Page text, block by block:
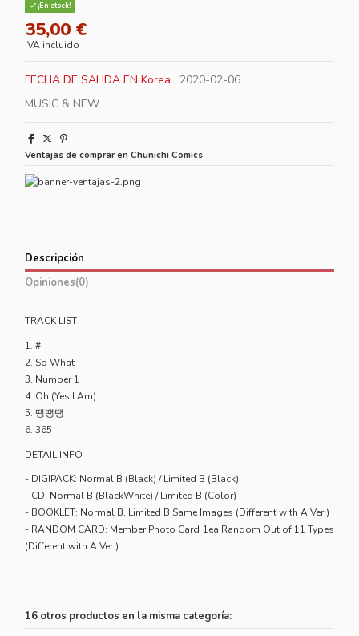
¡En stock!
35,00 €
IVA incluido
FECHA DE SALIDA EN Korea : 2020-02-06
MUSIC & NEW
Ventajas de comprar en Chunichi Comics
Descripción
Opiniones(0)
TRACK LIST
1. #
2. So What
3. Number 1
4. Oh (Yes I Am)
5. 땡땡땡
6. 365
DETAIL INFO
- DIGIPACK: Normal B (Black) / Limited B (Black)
- CD: Normal B (BlackWhite) / Limited B (Color)
- BOOKLET: Normal B, Limited B Same Images (Different with A Ver.)
- RANDOM CARD: Member Photo Card 1ea Random Out of 11 Types
(Different with A Ver.)
16 otros productos en la misma categoría: